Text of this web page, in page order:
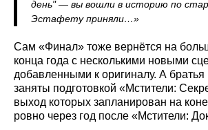
день" — вы вошли в историю по
Эстафету приняли…»
Сам «Финал» тоже вернётся на
конца года с несколькими новыми
добавленными к оригиналу. А братья
заняты подготовкой «Мстители:
выход которых запланирован на
ровно через год после «Мстители: